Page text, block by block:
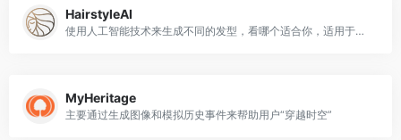
HairstyleAI
使用人工智能技术来生成不同的发型，看哪个适合你，适用于男性和女性的发型。
MyHeritage
主要通过生成图像和模拟历史事件来帮助用户“穿越时空”